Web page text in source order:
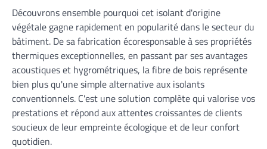
Découvrons ensemble pourquoi cet isolant d'origine
végétale gagne rapidement en popularité dans le secteur du
bâtiment. De sa fabrication écoresponsable à ses propriétés
thermiques exceptionnelles, en passant par ses avantages
acoustiques et hygrométriques, la fibre de bois représente
bien plus qu'une simple alternative aux isolants
conventionnels. C'est une solution complète qui valorise vos
prestations et répond aux attentes croissantes de clients
soucieux de leur empreinte écologique et de leur confort
quotidien.